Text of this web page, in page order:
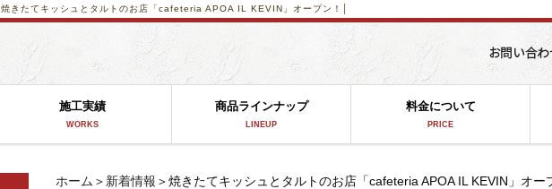
焼きたてキッシュとタルトのお店「cafeteria APOA IL KEVIN」オープン！│
施工実績
WORKS
商品ラインナップ
LINEUP
料金について
PRICE
ホーム ＞ 新着情報 ＞焼きたてキッシュとタルトのお店「cafeteria APOA IL KEVIN」オー